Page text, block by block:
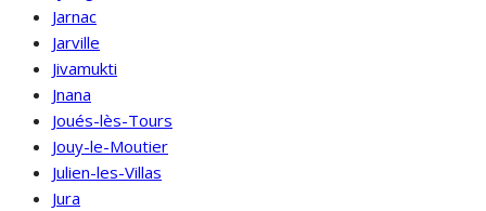
Jarnac
Jarville
Jivamukti
Jnana
Joués-lès-Tours
Jouy-le-Moutier
Julien-les-Villas
Jura